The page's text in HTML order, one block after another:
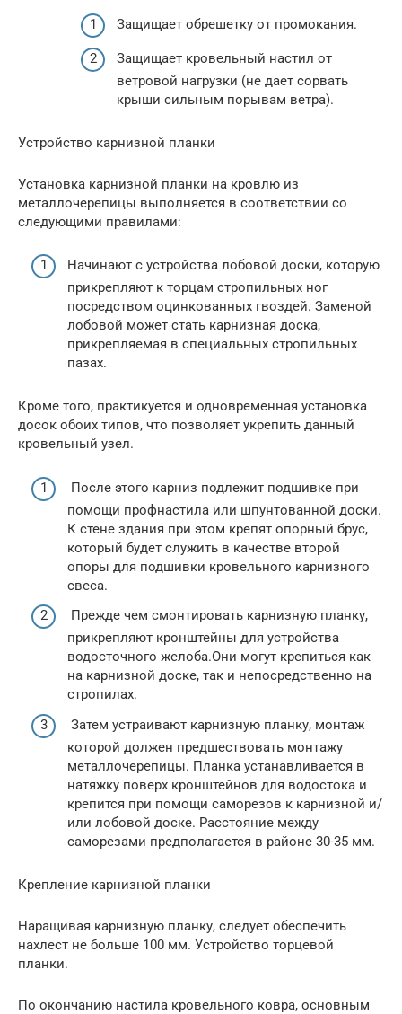
Защищает обрешетку от промокания.
Защищает кровельный настил от
ветровой нагрузки (не дает сорвать
крыши сильным порывам ветра).
Устройство карнизной планки
Установка карнизной планки на кровлю из
металлочерепицы выполняется в соответствии со
следующими правилами:
Начинают с устройства лобовой доски, которую
прикрепляют к торцам стропильных ног
посредством оцинкованных гвоздей. Заменой
лобовой может стать карнизная доска,
прикрепляемая в специальных стропильных
пазах.
Кроме того, практикуется и одновременная установка
досок обоих типов, что позволяет укрепить данный
кровельный узел.
После этого карниз подлежит подшивке при
помощи профнастила или шпунтованной доски.
К стене здания при этом крепят опорный брус,
который будет служить в качестве второй
опоры для подшивки кровельного карнизного
свеса.
Прежде чем смонтировать карнизную планку,
прикрепляют кронштейны для устройства
водосточного желоба.Они могут крепиться как
на карнизной доске, так и непосредственно на
стропилах.
Затем устраивают карнизную планку, монтаж
которой должен предшествовать монтажу
металлочерепицы. Планка устанавливается в
натяжку поверх кронштейнов для водостока и
крепится при помощи саморезов к карнизной и/
или лобовой доске. Расстояние между
саморезами предполагается в районе 30-35 мм.
Крепление карнизной планки
Наращивая карнизную планку, следует обеспечить
нахлест не больше 100 мм. Устройство торцевой
планки.
По окончанию настила кровельного ковра, основным